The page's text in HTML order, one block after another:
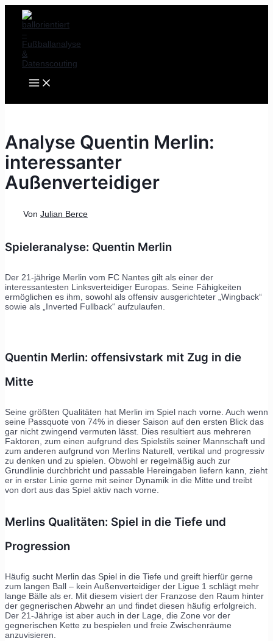
Zum
Inhalt
springen
MENU
Analyse Quentin Merlin:
interessanter
Außenverteidiger
Von Julian Berce
Spieleranalyse: Quentin Merlin
Der 21-jährige Merlin vom FC Nantes gilt als einer der
interessantesten Linksverteidiger Europas. Seine Fähigkeiten
ermöglichen es ihm, sowohl als offensiv ausgerichteter „Wingback“
sowie als „Inverted Fullback“ aufzulaufen.
Quentin Merlin: offensivstark mit Zug in die
Mitte
Seine größten Qualitäten hat Merlin im Spiel nach vorne. Auch wenn
seine Passquote von 74% in dieser Saison auf den ersten Blick das
gar nicht zwingend vermuten lässt. Dies resultiert aus mehreren
Faktoren, zum einen aufgrund des Spielstils seiner Mannschaft und
zum anderen aufgrund von Merlins Naturell, vertikal und progressiv
zu denken und zu spielen. Obwohl er regelmäßig auch zur
Grundlinie durchbricht und passable Hereingaben liefern kann, zieht
er in erster Linie gerne mit seiner Dynamik in die Mitte und treibt
von dort aus das Spiel aktiv nach vorne.
Merlins Qualitäten: Spiel in die Tiefe und
Progression
Häufig sucht Merlin das Spiel in die Tiefe und greift hierfür gerne
zum langen Ball – kein Außenverteidiger der Ligue 1 schlägt mehr
lange Bälle als er. Mit diesem visiert der Franzose den Raum hinter
der gegnerischen Abwehr an und findet diesen häufig erfolgreich.
Der 21-Jährige ist aber auch in der Lage, die Zone vor der
gegnerischen Kette zu bespielen und freie Zwischenräume
anzuvisieren.
Post
navigation